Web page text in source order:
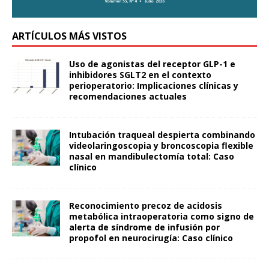
ARTÍCULOS MÁS VISTOS
Uso de agonistas del receptor GLP-1 e
inhibidores SGLT2 en el contexto
perioperatorio: Implicaciones clínicas y
recomendaciones actuales
Intubación traqueal despierta combinando
videolaringoscopia y broncoscopia flexible
nasal en mandibulectomía total: Caso
clínico
Reconocimiento precoz de acidosis
metabólica intraoperatoria como signo de
alerta de síndrome de infusión por
propofol en neurocirugía: Caso clínico